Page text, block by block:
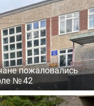
пожаловались
№ 42